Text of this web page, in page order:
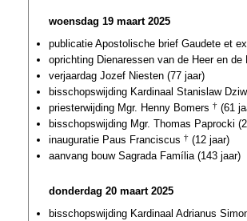
woensdag 19 maart 2025
publicatie Apostolische brief Gaudete et
oprichting Dienaressen van de Heer en
verjaardag Jozef Niesten (77 jaar)
bisschopswijding Kardinaal Stanislaw
priesterwijding Mgr. Henny Bomers † (61
bisschopswijding Mgr. Thomas Paprocki
inauguratie Paus Franciscus † (12 jaar)
aanvang bouw Sagrada Família (143 jaar)
donderdag 20 maart 2025
bisschopswijding Kardinaal Adrianus